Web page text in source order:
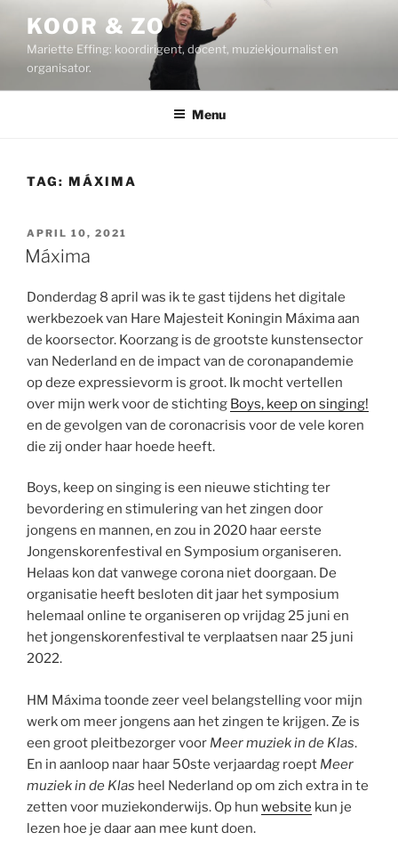
inhoud
KOOR & ZO
Mariette Effing: koordirigent, docent, muziekjournalist en
organisator.
Menu
TAG: MÁXIMA
GEPLAATST
OP
APRIL 10, 2021
Máxima
Donderdag 8 april was ik te gast tijdens het digitale
werkbezoek van Hare Majesteit Koningin Máxima aan
de koorsector. Koorzang is de grootste kunstensector
van Nederland en de impact van de coronapandemie
op deze expressievorm is groot. Ik mocht vertellen
over mijn werk voor de stichting Boys, keep on singing!
en de gevolgen van de coronacrisis voor de vele koren
die zij onder haar hoede heeft.
Boys, keep on singing is een nieuwe stichting ter
bevordering en stimulering van het zingen door
jongens en mannen, en zou in 2020 haar eerste
Jongenskorenfestival en Symposium organiseren.
Helaas kon dat vanwege corona niet doorgaan. De
organisatie heeft besloten dit jaar het symposium
helemaal online te organiseren op vrijdag 25 juni en
het jongenskorenfestival te verplaatsen naar 25 juni
2022.
HM Máxima toonde zeer veel belangstelling voor mijn
werk om meer jongens aan het zingen te krijgen. Ze is
een groot pleitbezorger voor Meer muziek in de Klas.
En in aanloop naar haar 50ste verjaardag roept Meer
muziek in de Klas heel Nederland op om zich extra in te
zetten voor muziekonderwijs. Op hun website kun je
lezen hoe je daar aan mee kunt doen.